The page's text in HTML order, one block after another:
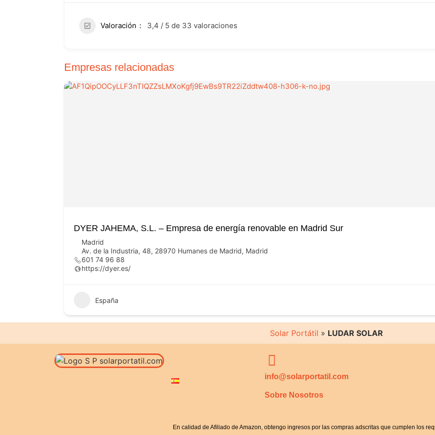
Valoración 3,4 / 5 de 33 valoraciones
Empresas relacionadas
DYER JAHEMA, S.L. – Empresa de energía renovable en Madrid Sur
Madrid
Av. de la Industria, 48, 28970 Humanes de Madrid, Madrid
601 74 96 88
https://dyer.es/
España
Solar Portátil » LUDAR SOLAR
info@solarportatil.com
Sobre Nosotros
En calidad de Afiliado de Amazon, obtengo ingresos por las compras adscritas que cumplen los